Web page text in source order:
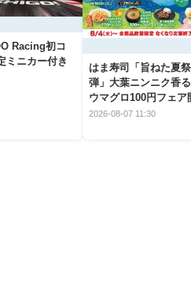
Racing初コ
ミニカー付き
はま寿司「旨ねた夏
弾」大葉ニンニク香
ウマグロ100円フェア
2026-08-07 11:30